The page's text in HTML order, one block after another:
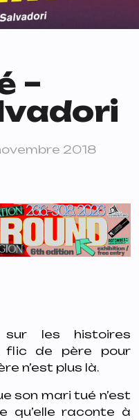
–
2018
les histoires
flic de père pour
n’est plus là.
son mari tué n’est
qu’elle raconte à